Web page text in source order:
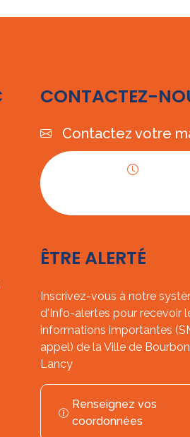
CONTACTEZ-
Contactez votre
ÊTRE ALERTÉ
Inscrivez-vous à notre
d'Info-alertes pour recevoir
informations importantes
appel) de la Ville de Bourbon
Lancy
Renseignez vos
coordonnées